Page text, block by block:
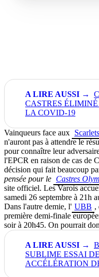
CASTRES
LA COVID-19
Vainqueurs face aux Scarlets
n'auront pas à attendre le
pour connaître leur
l'EPCR en raison de cas de
décision qui fait beaucoup
pensée pour le Castres
site officiel. Les Varois
samedi 26 septembre à 21h
Dans l'autre demie, l' UBB ,
première demi-finale
soir à 20h45. On pourrait
SUBLIME ESSAI
ACCÉLÉRATION